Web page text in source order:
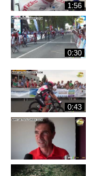
1:56
0:30
0:43